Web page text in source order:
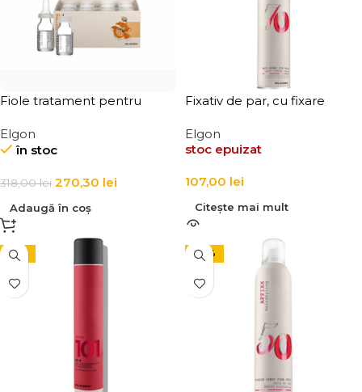
Fiole tratament pentru
Elgon Refibra Cosmetic
Lotion 12 x 10 ml
Elgon
în stoc
318,00lei 270,30 lei
Adaugă în coș
Fixativ de par, cu fixare
Spray Fix Hold 500 ml
Elgon
stoc epuizat
107,00 lei
Citește mai mult
-15% -24%